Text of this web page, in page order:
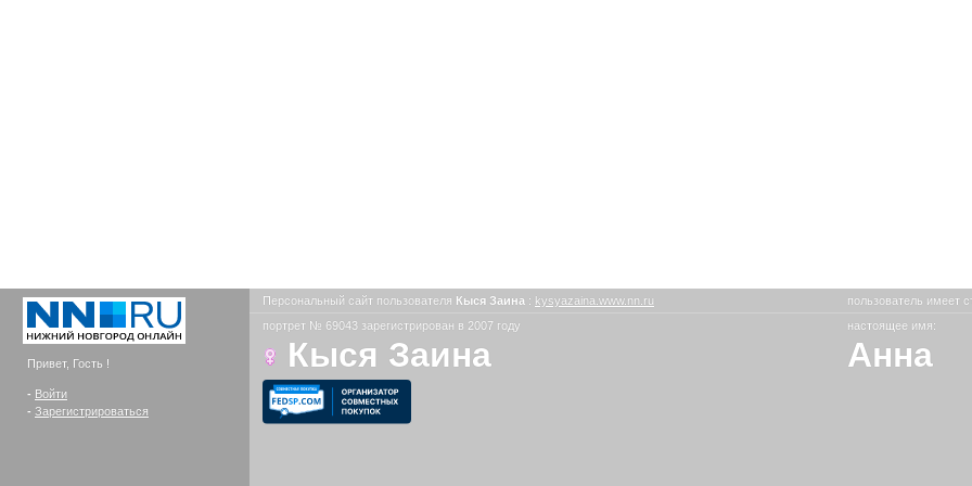
Привет, Гость !
- Войти
- Зарегистрироваться
Персональный сайт пользователя Кыся Заина : kysyazaina.www.nn.ru пользователь имеет
портрет № 69043 зарегистрирован в 2007 году
Кыся Заина
настоящее имя:
Анна